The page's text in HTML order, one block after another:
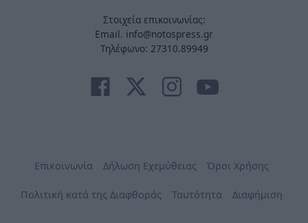
Στοιχεία επικοινωνίας:
Email. info@notospress.gr
Τηλέφωνο: 27310.89949
Επικοινωνία Δήλωση Εχεμύθειας Όροι Χρήσης
Πολιτική κατά της Διαφθοράς Ταυτότητα Διαφήμιση